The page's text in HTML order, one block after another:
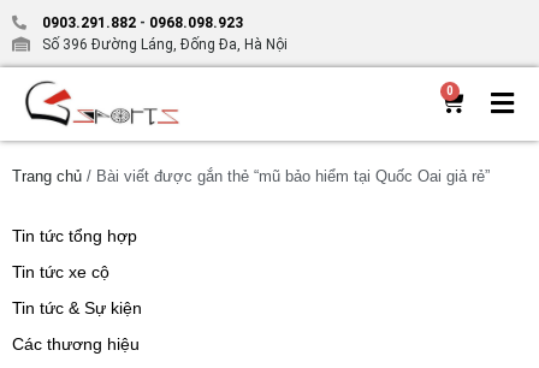
0903.291.882 - 0968.098.923
Số 396 Đường Láng, Đống Đa, Hà Nội
0
Trang chủ / Bài viết được gắn thẻ “mũ bảo hiểm tại Quốc Oai giả rẻ”
Tin tức tổng hợp
Tin tức xe cộ
Tin tức & Sự kiện
Các thương hiệu